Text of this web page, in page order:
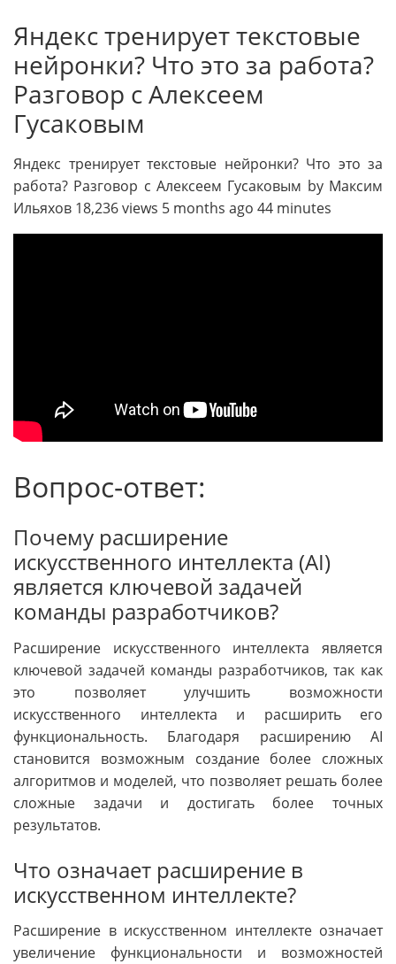
Яндекс тренирует текстовые
нейронки? Что это за работа?
Разговор с Алексеем
Гусаковым
Яндекс тренирует текстовые нейронки? Что это за
работа? Разговор с Алексеем Гусаковым by Максим
Ильяхов 18,236 views 5 months ago 44 minutes
Вопрос-ответ:
Почему расширение
искусственного интеллекта (AI)
является ключевой задачей
команды разработчиков?
Расширение искусственного интеллекта является
ключевой задачей команды разработчиков, так как
это позволяет улучшить возможности
искусственного интеллекта и расширить его
функциональность. Благодаря расширению AI
становится возможным создание более сложных
алгоритмов и моделей, что позволяет решать более
сложные задачи и достигать более точных
результатов.
Что означает расширение в
искусственном интеллекте?
Расширение в искусственном интеллекте означает
увеличение функциональности и возможностей